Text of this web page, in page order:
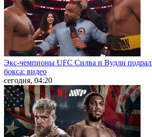
Экс-чемпионы UFC Силва и Вудли
бокса: видео
сегодня, 04:20